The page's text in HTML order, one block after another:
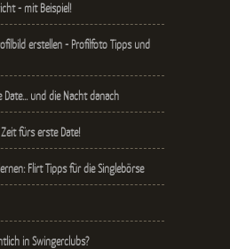
- mit Beispiel!
erstellen - Profilfoto Tipps und
und die Nacht danach
fürs erste Date!
Flirt Tipps für die Singlebörse
in Swingerclubs?